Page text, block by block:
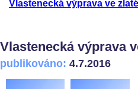
Vlastenecká výprava ve
Vlastenecká výprava
publikováno: 4.7.2016